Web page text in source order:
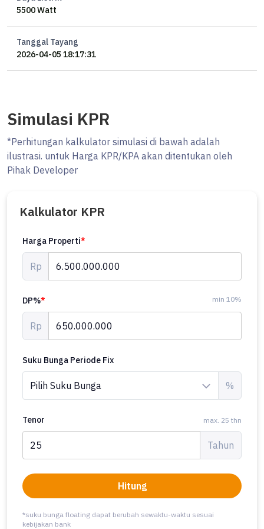
5500 Watt
Tanggal Tayang
2026-04-05 18:17:31
Simulasi KPR
*Perhitungan kalkulator simulasi di bawah adalah
ilustrasi. untuk Harga KPR/KPA akan ditentukan oleh
Pihak Developer
Kalkulator KPR
Harga Properti*
Rp
DP%* min 10%
Rp
Suku Bunga Periode Fix
%
Tenor max. 25 thn
Tahun
Hitung
*suku bunga floating dapat berubah sewaktu-waktu sesuai
kebijakan bank